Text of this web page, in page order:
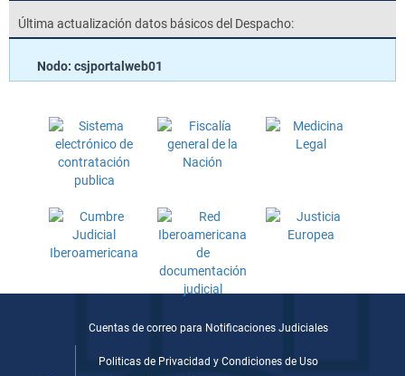
Última actualización datos básicos del Despacho:
Nodo: csjportalweb01
Cuentas de correo para Notificaciones Judiciales
Politicas de Privacidad y Condiciones de Uso